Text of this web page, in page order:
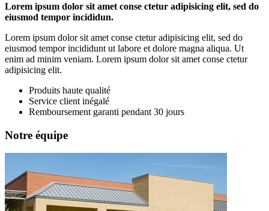
Lorem ipsum dolor sit amet conse ctetur adipisicing elit, sed do
eiusmod tempor incididun.
Lorem ipsum dolor sit amet conse ctetur adipisicing elit, sed do
eiusmod tempor incididunt ut labore et dolore magna aliqua. Ut
enim ad minim veniam. Lorem ipsum dolor sit amet conse ctetur
adipisicing elit.
Produits haute qualité
Service client inégalé
Remboursement garanti pendant 30 jours
Notre équipe